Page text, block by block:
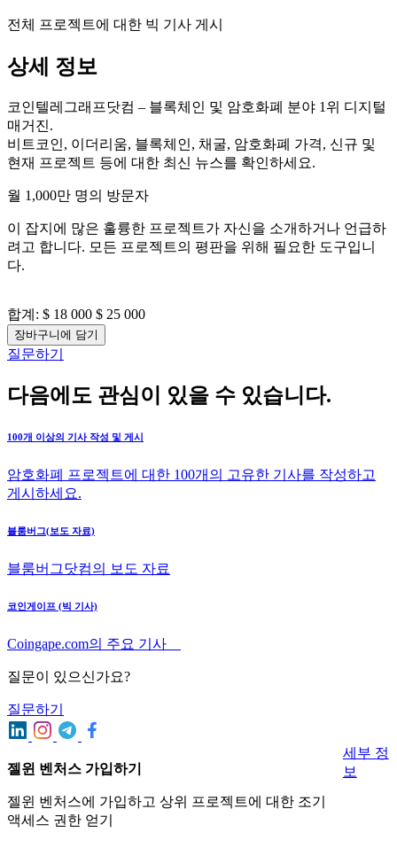
전체 프로젝트에 대한 빅 기사 게시
상세 정보
코인텔레그래프닷컴 – 블록체인 및 암호화폐 분야 1위 디지털
매거진.
비트코인, 이더리움, 블록체인, 채굴, 암호화폐 가격, 신규 및
현재 프로젝트 등에 대한 최신 뉴스를 확인하세요.
월 1,000만 명의 방문자
이 잡지에 많은 훌륭한 프로젝트가 자신을 소개하거나 언급하
려고 합니다. 모든 프로젝트의 평판을 위해 필요한 도구입니
다.
합계: $ 18 000 $ 25 000
장바구니에 담기
질문하기
다음에도 관심이 있을 수 있습니다.
100개 이상의 기사 작성 및 게시
암호화폐 프로젝트에 대한 100개의 고유한 기사를 작성하고
게시하세요.
블룸버그(보도 자료)
블룸버그닷컴의 보도 자료
코인게이프 (빅 기사)
Coingape.com의 주요 기사
질문이 있으신가요?
질문하기
젤윈 벤처스 가입하기
젤윈 벤처스에 가입하고 상위 프로젝트에 대한 조기
액세스 권한 얻기
세부 정
보